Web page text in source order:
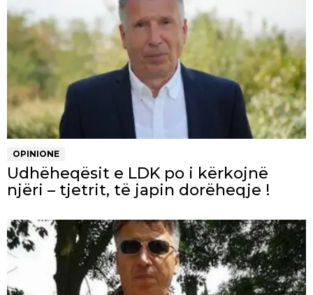
OPINIONE
Udhëheqësit e LDK po i kërkojnë
njëri – tjetrit, të japin dorëheqje !